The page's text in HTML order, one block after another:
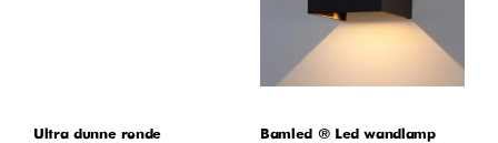
Ultra dunne ronde
Bamled ® Led wandlamp